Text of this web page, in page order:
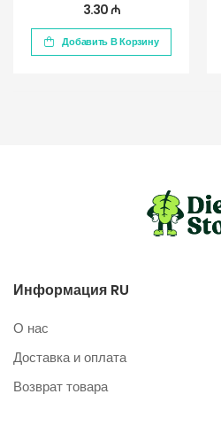
3.30 ₼
Добавить В Корзину
Информация RU
О нас
Доставка и оплата
Возврат товара